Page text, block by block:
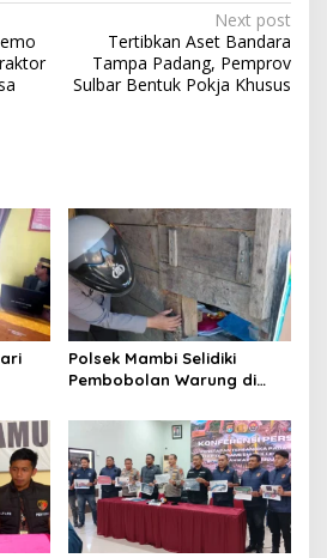
Next post
Tertibkan Aset Bandara
Tampa Padang, Pemprov
Sulbar Bentuk Pokja Khusus
Polsek Mambi Selidiki
Pembobolan Warung di
Jutaan Rupiah